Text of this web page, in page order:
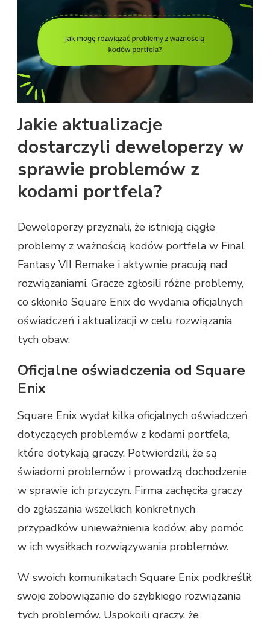
Jakie aktualizacje
dostarczyli deweloperzy w
sprawie problemów z
kodami portfela?
Deweloperzy przyznali, że istnieją ciągłe
problemy z ważnością kodów portfela w Final
Fantasy VII Remake i aktywnie pracują nad
rozwiązaniami. Gracze zgłosili różne problemy,
co skłoniło Square Enix do wydania oficjalnych
oświadczeń i aktualizacji w celu rozwiązania
tych obaw.
Oficjalne oświadczenia od Square
Enix
Square Enix wydał kilka oficjalnych oświadczeń
dotyczących problemów z kodami portfela,
które dotykają graczy. Potwierdzili, że są
świadomi problemów i prowadzą dochodzenie
w sprawie ich przyczyn. Firma zachęciła graczy
do zgłaszania wszelkich konkretnych
przypadków unieważnienia kodów, aby pomóc
w ich wysiłkach rozwiązywania problemów.
W swoich komunikatach Square Enix podkreślił
swoje zobowiązanie do szybkiego rozwiązania
tych problemów. Uspokoili graczy, że